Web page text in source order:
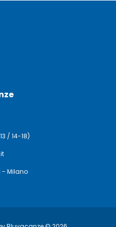
/ 14-18)
- Milano